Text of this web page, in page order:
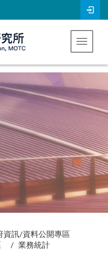
內容
Toggle
資訊/資料公開專區
業務統計